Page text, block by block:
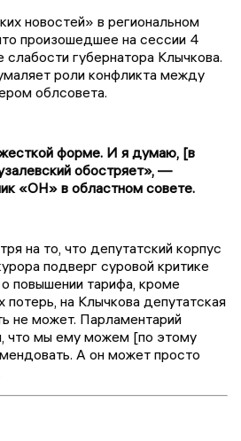
новостей» в региональном
произошедшее на сессии 4
губернатора Клычкова.
роли конфликта между
облсовета.
форме. И я думаю, [в
обостряет», —
«ОН» в областном совете.
на то, что депутатский корпус
подверг суровой критике
повышении тарифа, кроме
на Клычкова депутатская
не может. Парламентарий
что мы ему можем [по этому
А он может просто